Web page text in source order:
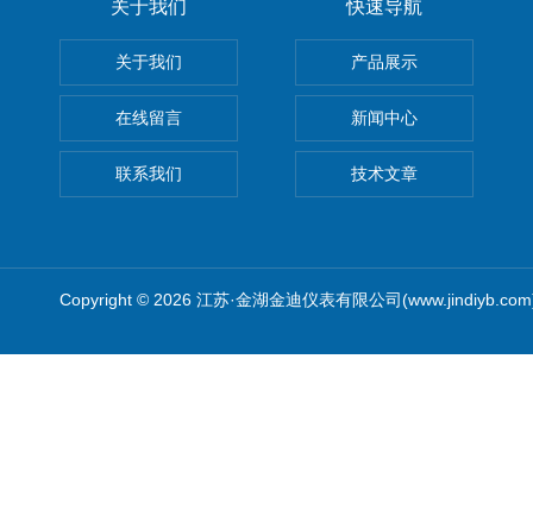
关于我们
关于我们
在线留言
联系我们
快速导航
产品展示
新闻中心
技术文章
Copyright © 2026 江苏·金湖金迪仪表有限公司